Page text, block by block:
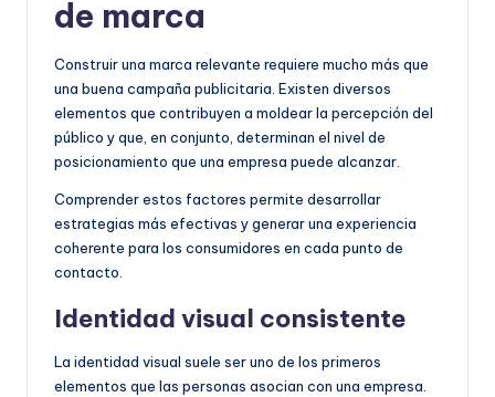
de marca
Construir una marca relevante requiere mucho más que
una buena campaña publicitaria. Existen diversos
elementos que contribuyen a moldear la percepción del
público y que, en conjunto, determinan el nivel de
posicionamiento que una empresa puede alcanzar.
Comprender estos factores permite desarrollar
estrategias más efectivas y generar una experiencia
coherente para los consumidores en cada punto de
contacto.
Identidad visual consistente
La identidad visual suele ser uno de los primeros
elementos que las personas asocian con una empresa.